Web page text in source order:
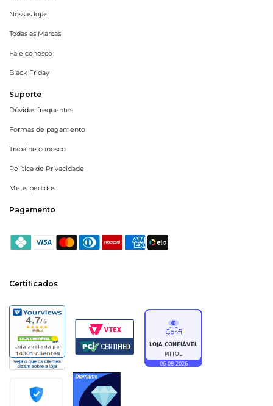
Nossas lojas
Todas as Marcas
Fale conosco
Black Friday
Suporte
Dúvidas frequentes
Formas de pagamento
Trabalhe conosco
Política de Privacidade
Meus pedidos
Pagamento
Certificados